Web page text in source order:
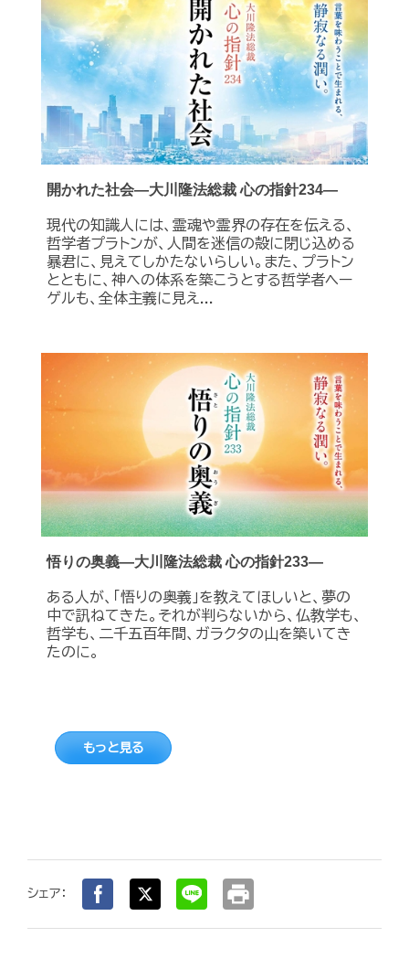
開かれた社会―大川隆法総裁 心の指針234―
現代の知識人には、霊魂や霊界の存在を伝える、
哲学者プラトンが、人間を迷信の殻に閉じ込める
暴君に、見えてしかたないらしい。また、プラトン
とともに、神への体系を築こうとする哲学者ヘー
ゲルも、全体主義に見え...
悟りの奥義―大川隆法総裁 心の指針233―
ある人が、「悟りの奥義」を教えてほしいと、夢の
中で訊ねてきた。それが判らないから、仏教学も、
哲学も、二千五百年間、ガラクタの山を築いてき
たのに。
もっと見る
シェア： print